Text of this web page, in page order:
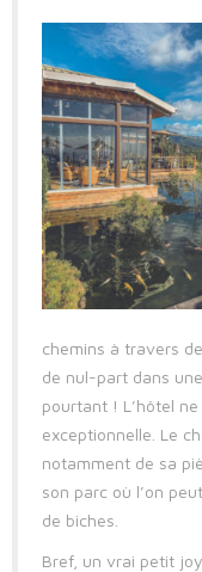
chemins à travers
de nul-part dans
pourtant ! L’hôtel
exceptionnelle. Le
notamment de sa
son parc où l’on
de biches.
Bref, un vrai petit